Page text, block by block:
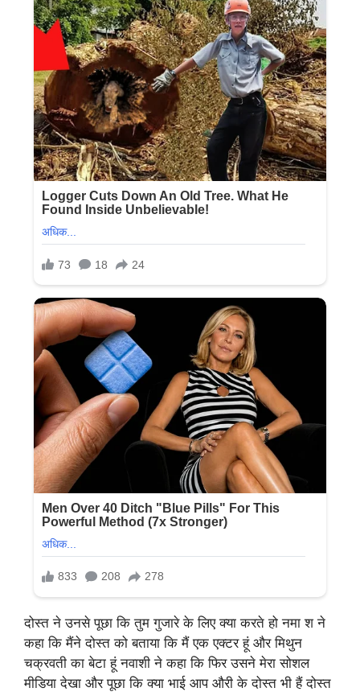
दोस्त ने उनसे पूछा कि तुम गुजारे के लिए क्या करते हो नमा श ने
कहा कि मैंने दोस्त को बताया कि मैं एक एक्टर हूं और मिथुन
चक्रवती का बेटा हूं नवाशी ने कहा कि फिर उसने मेरा सोशल
मीडिया देखा और पूछा कि क्या भाई आप औरी के दोस्त भी हैं दोस्त